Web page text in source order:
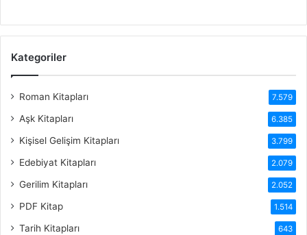
Kategoriler
Roman Kitapları 7.579
Aşk Kitapları 6.385
Kişisel Gelişim Kitapları 3.799
Edebiyat Kitapları 2.079
Gerilim Kitapları 2.052
PDF Kitap 1.514
Tarih Kitapları 643